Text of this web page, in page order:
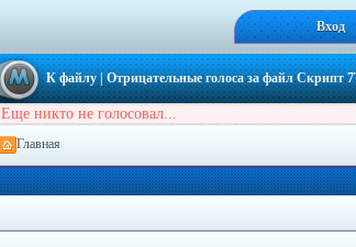
Вход
К файлу| Отрицательные голоса за файлСкрипт
Еще никто не голосовал...
Главная